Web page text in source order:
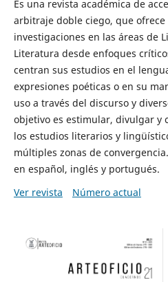
Es una revista académica de
arbitraje doble ciego, que
investigaciones en las áreas de
Literatura desde enfoques
centran sus estudios en el
expresiones poéticas o en su
uso a través del discurso y
objetivo es estimular, divulgar y
los estudios literarios y
múltiples zonas de
en español, inglés y portugués.
Ver revista
Número actual